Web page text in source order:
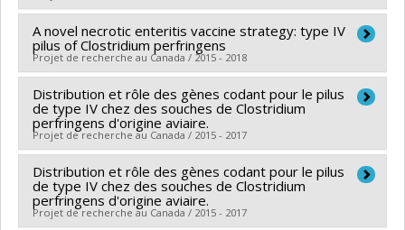
François Malouin,Martin Chenier,Sebastien Faucher,
Charles Dozois,Daniel Grenier, Denis Archambault
,
René Roy,Caroline Duchaine,Steve Charette
M.T. Lamontagne,Mircea A. Mateescu,Étienne
Yergeau,George Saji
Funding sources:FRQNT/Fonds de recherche du
Québec - Nature et technologies (FQRNT)
Grant programs:PVXXXXXX-(RS) Programme de
regroupements stratégiques
Funding sources:Conseil De Recherche Avicoles Du
Canada
Grant programs:
Lead researcher : Martine Boulianne
Funding sources:Les Éleveurs de volailles du Québec ,
Conseil De Recherche Avicoles Du Canada
Grant programs:,
A novel necrotic enteritis vaccine strategy: type IV
pilus of Clostridium perfringens
Projet de recherche au Canada / 2015 - 2018
Lead researcher : Martine Boulianne
Co-researchers : Marie Archambault,John Prescott
Funding sources:Conseil De Recherche Avicoles Du
Canada
Grant programs:
Distribution et rôle des gènes codant pour le pilus
de type IV chez des souches de Clostridium
perfringens d'origine aviaire.
Projet de recherche au Canada / 2015 - 2017
Lead researcher : Martine Boulianne
Co-researchers : Marie Archambault,John Prescott
Funding sources:Ministère Économie et Innovation ,
Distribution et rôle des gènes codant pour le pilus
de type IV chez des souches de Clostridium
perfringens d'origine aviaire.
Projet de recherche au Canada / 2015 - 2017